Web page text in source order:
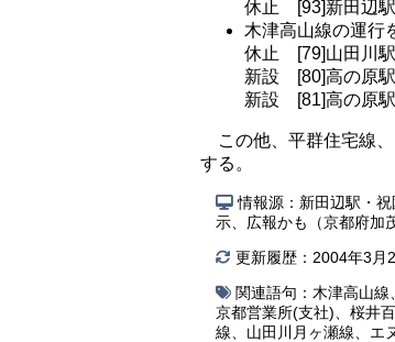
休止 [93]新田辺
木津高山線の運行
休止 [79]山田川駅
新設 [80]高の原
新設 [81]高の原駅
この他、平群住宅線
する。
情報源：新田辺駅・
示、広報かも（京都府加
更新履歴：2004年3月
関連語句： 木津高山線
京都営業所(支社)
桜井
線
山田川月ヶ瀬線 エ